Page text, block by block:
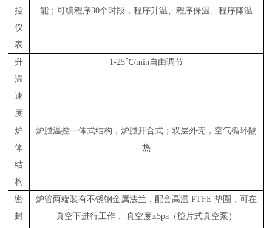
控
仪
表
能；可编程序30个时段，程序升温、程序保温、程序降温
升
温
速
度
1-25℃/min自由调节
炉
体
结
构
炉膛温控一体式结构，炉膛开合式；双层外壳，空气循环隔
热
密
封
炉管两端装有不锈钢金属法兰，配套高温PTFE垫圈，可在
真空下进行工作， 真空度≤5pa （旋片式真空泵）